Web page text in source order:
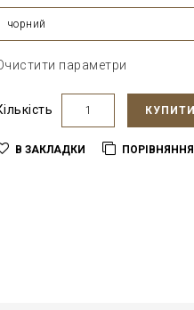
чорний
параметри
КУПИТИ
В ЗАКЛАДКИ ПОРІВНЯННЯ